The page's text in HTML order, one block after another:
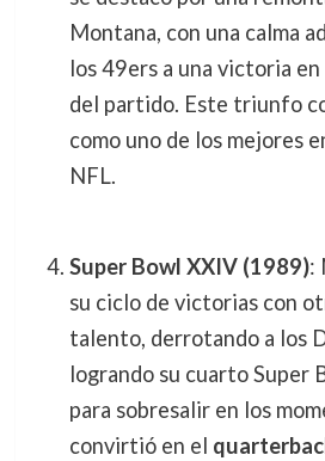
Montana, con una calma
los 49ers a una victoria
del partido. Este triunfo
como uno de los mejores
NFL.
Super Bowl XXIV (1989):
su ciclo de victorias con
talento, derrotando a los
logrando su cuarto Super
para sobresalir en los
convirtió en el